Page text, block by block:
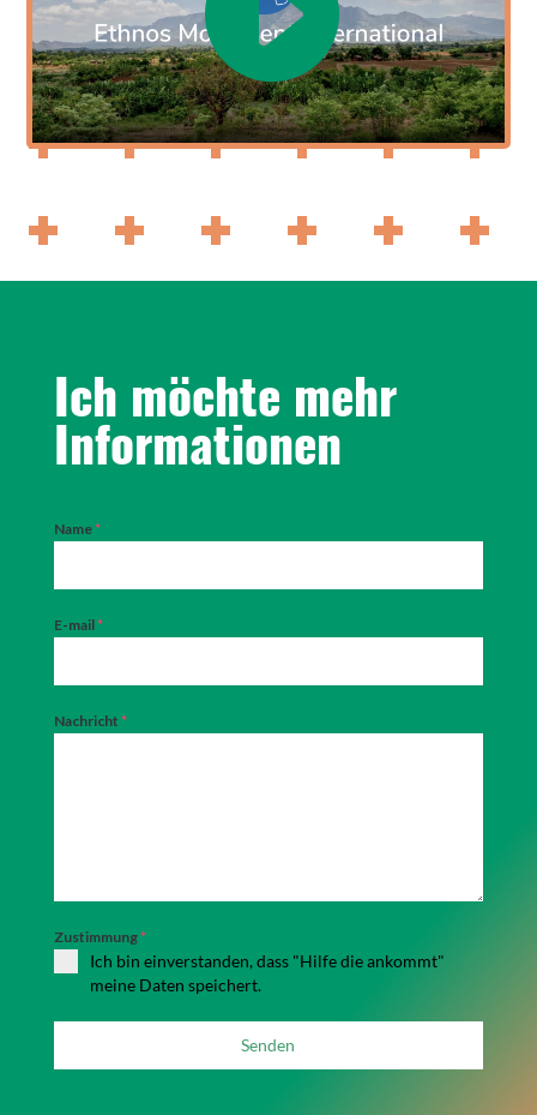
Ich möchte mehr
Informationen
Name*
E-mail*
Nachricht *
Zustimmung*
Ich bin einverstanden, dass "Hilfe die ankommt"
meine Daten speichert.
Senden